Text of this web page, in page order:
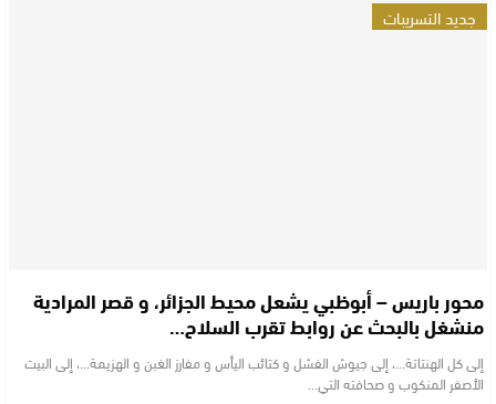
جديد التسريبات
محور باريس – أبوظبي يشعل محيط الجزائر، و قصر المرادية
منشغل بالبحث عن روابط تقرب السلاح…
إلى كل الهنتاتة...، إلى جيوش الفشل و كتائب اليأس و مفارز الغبن و الهزيمة...، إلى البيت
الأصفر المنكوب و صحافته التي…